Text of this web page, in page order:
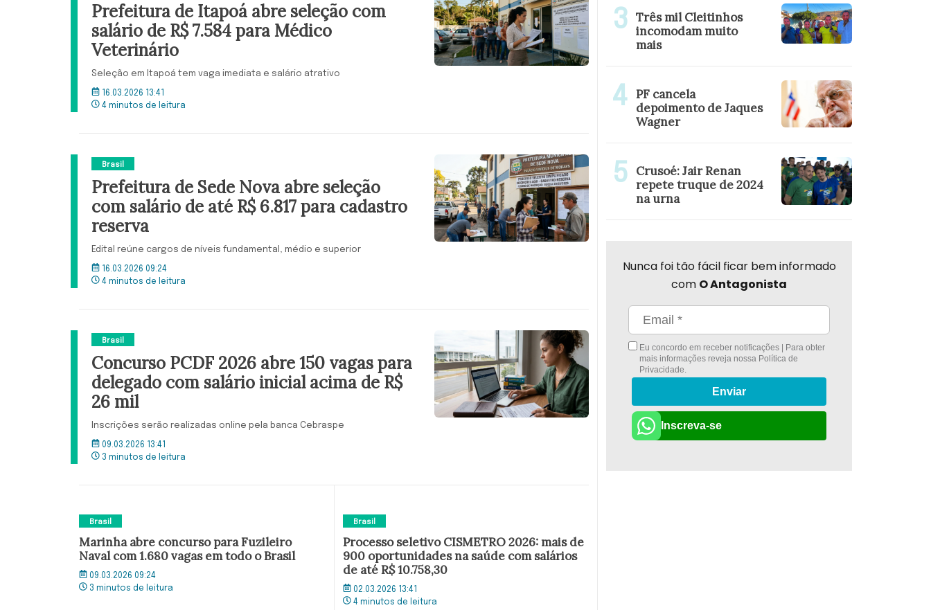
Prefeitura de Itapoá abre seleção com
salário de R$ 7.584 para Médico
Veterinário
Seleção em Itapoá tem vaga imediata e salário atrativo
16.03.2026 13:41
4 minutos de leitura
Brasil
Prefeitura de Sede Nova abre seleção
com salário de até R$ 6.817 para cadastro
reserva
Edital reúne cargos de níveis fundamental, médio e superior
16.03.2026 09:24
4 minutos de leitura
Brasil
Concurso PCDF 2026 abre 150 vagas para
delegado com salário inicial acima de R$
26 mil
Inscrições serão realizadas online pela banca Cebraspe
09.03.2026 13:41
3 minutos de leitura
Brasil
Marinha abre concurso para Fuzileiro
Naval com 1.680 vagas em todo o Brasil
09.03.2026 09:24
3 minutos de leitura
Brasil
Processo seletivo CISMETRO 2026: mais de
900 oportunidades na saúde com salários
de até R$ 10.758,30
02.03.2026 13:41
4 minutos de leitura
Três mil Cleitinhos
incomodam muito
mais
PF cancela
depoimento de Jaques
Wagner
Crusoé: Jair Renan
repete truque de 2024
na urna
Nunca foi tão fácil ficar bem informado
com O Antagonista
Eu concordo em receber notificações | Para obter
mais informações reveja nossa Política de
Privacidade.
Enviar
Inscreva-se